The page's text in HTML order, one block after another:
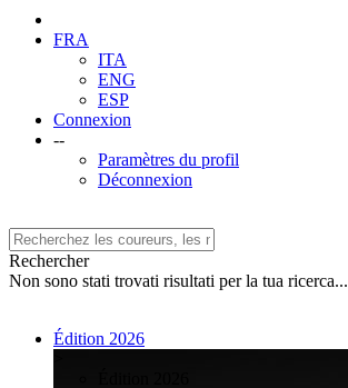
FRA
ITA
ENG
ESP
Connexion
--
Paramètres du profil
Déconnexion
Rechercher
Non sono stati trovati risultati per la tua ricerca...
Édition 2026